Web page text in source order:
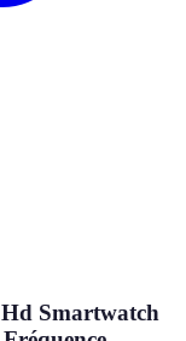
Smartwatch